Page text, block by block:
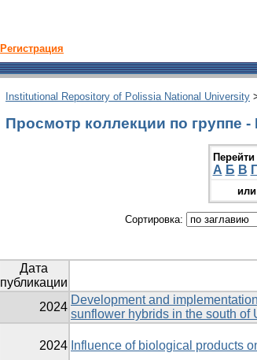
Регистрация
Institutional Repository of Polissia National University
Просмотр коллекции по группе
Перейти
А Б В Г
Сортировка:
Дата
публикации
2024
Development and
sunflower hybrids in the south of
2024 Influence of biological products